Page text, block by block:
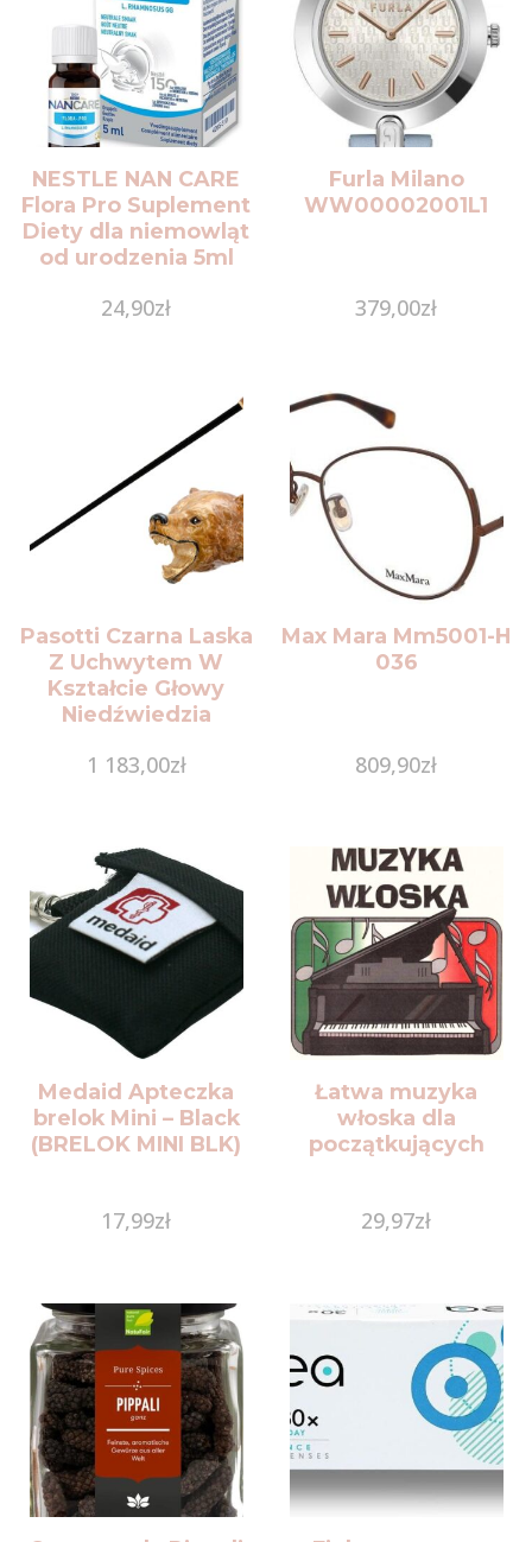
NESTLE NAN CARE
Flora Pro Suplement
Diety dla niemowląt
od urodzenia 5ml
24,90zł
Furla Milano
WW00002001L1
379,00zł
Pasotti Czarna Laska
Z Uchwytem W
Kształcie Głowy
Niedźwiedzia
1 183,00zł
Max Mara Mm5001-H
036
809,90zł
Medaid Apteczka
brelok Mini – Black
(BRELOK MINI BLK)
17,99zł
Łatwa muzyka
włoska dla
początkujących
29,97zł